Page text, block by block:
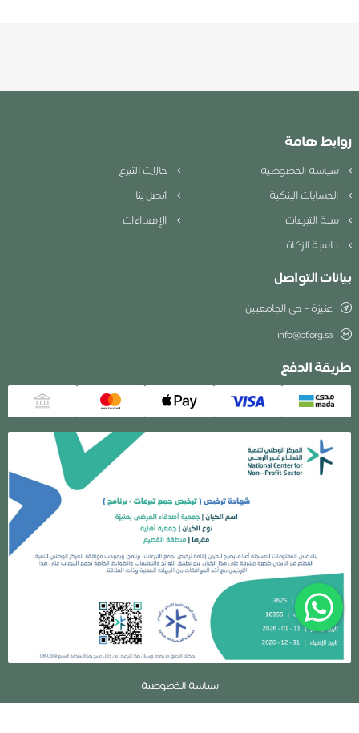
روابط هامة
سياسة الخصوصية
حالات التبرع
الحسابات البنكية
اتصل بنا
سلة التبرعات
الإهداءات
حاسبة الزكاة
بيانات التواصل
عنيزة – حي الجامعيين
info@pf.org.sa
طريقة الدفع
سياسة الخصوصية